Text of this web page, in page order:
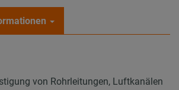
von Rohrleitungen, Luftkanälen